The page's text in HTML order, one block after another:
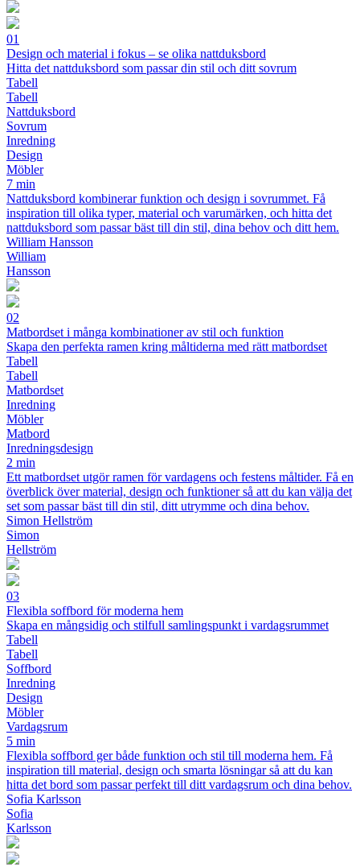
01
Design och material i fokus – se olika nattduksbord
Hitta det nattduksbord som passar din stil och ditt sovrum
Tabell
Tabell
Nattduksbord
Sovrum
Inredning
Design
Möbler
7 min
Nattduksbord kombinerar funktion och design i sovrummet. Få
inspiration till olika typer, material och varumärken, och hitta det
nattduksbord som passar bäst till din stil, dina behov och ditt hem.
William Hansson
William
Hansson
02
Matbordset i många kombinationer av stil och funktion
Skapa den perfekta ramen kring måltiderna med rätt matbordset
Tabell
Tabell
Matbordset
Inredning
Möbler
Matbord
Inredningsdesign
2 min
Ett matbordset utgör ramen för vardagens och festens måltider. Få en
överblick över material, design och funktioner så att du kan välja det
set som passar bäst till din stil, ditt utrymme och dina behov.
Simon Hellström
Simon
Hellström
03
Flexibla soffbord för moderna hem
Skapa en mångsidig och stilfull samlingspunkt i vardagsrummet
Tabell
Tabell
Soffbord
Inredning
Design
Möbler
Vardagsrum
5 min
Flexibla soffbord ger både funktion och stil till moderna hem. Få
inspiration till material, design och smarta lösningar så att du kan
hitta det bord som passar perfekt till ditt vardagsrum och dina behov.
Sofia Karlsson
Sofia
Karlsson